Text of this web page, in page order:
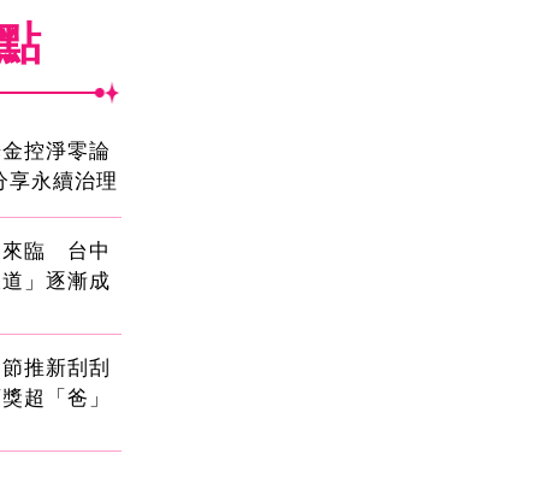
控淨零論
享永續治理
來臨 台中
」逐漸成
推新刮刮
超「爸」